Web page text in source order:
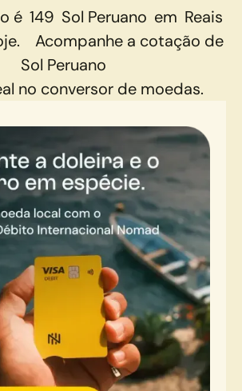
é 149 Sol Peruano em Reais
Acompanhe a cotação de
Sol Peruano
no conversor de moedas.